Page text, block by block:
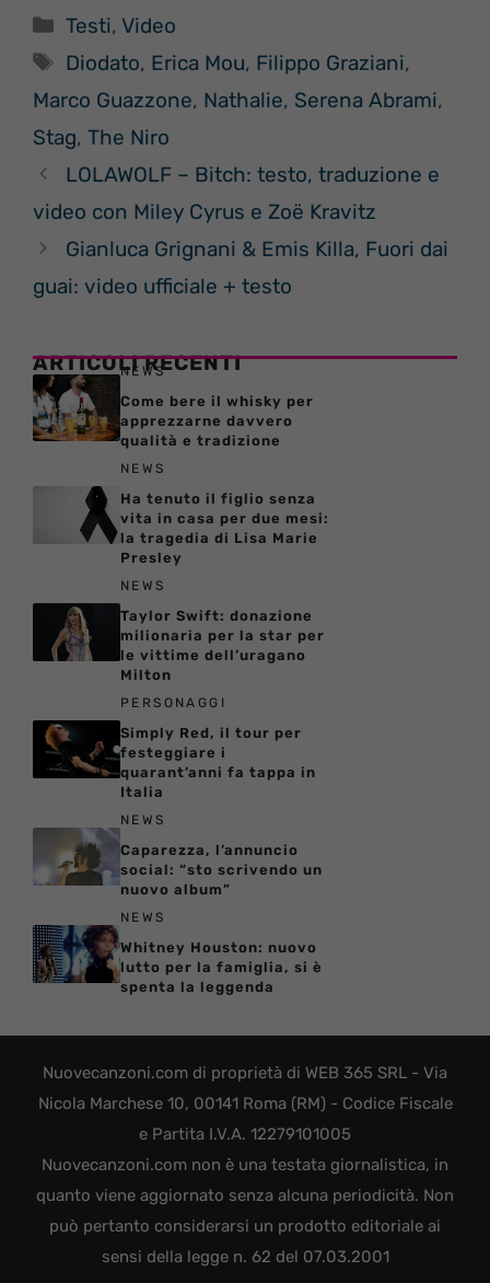
Categorie
Testi,Video
Tag
Diodato, Erica Mou, Filippo Graziani,
Marco Guazzone, Nathalie, Serena Abrami,
Stag, The Niro
LOLAWOLF – Bitch: testo, traduzione e
video con Miley Cyrus e Zoë Kravitz
Gianluca Grignani & Emis Killa, Fuori dai
guai: video ufficiale + testo
ARTICOLI RECENTI
NEWS
Come bere il whisky per
apprezzarne davvero
qualità e tradizione
NEWS
Ha tenuto il figlio senza
vita in casa per due mesi:
la tragedia di Lisa Marie
Presley
NEWS
Taylor Swift: donazione
milionaria per la star per
le vittime dell’uragano
Milton
PERSONAGGI
Simply Red, il tour per
festeggiare i
quarant’anni fa tappa in
Italia
NEWS
Caparezza, l’annuncio
social: “sto scrivendo un
nuovo album”
NEWS
Whitney Houston: nuovo
lutto per la famiglia, si è
spenta la leggenda
Nuovecanzoni.com di proprietà di WEB 365 SRL - Via
Nicola Marchese 10, 00141 Roma (RM) - Codice Fiscale
e Partita I.V.A. 12279101005
Nuovecanzoni.com non è una testata giornalistica, in
quanto viene aggiornato senza alcuna periodicità. Non
può pertanto considerarsi un prodotto editoriale ai
sensi della legge n. 62 del 07.03.2001